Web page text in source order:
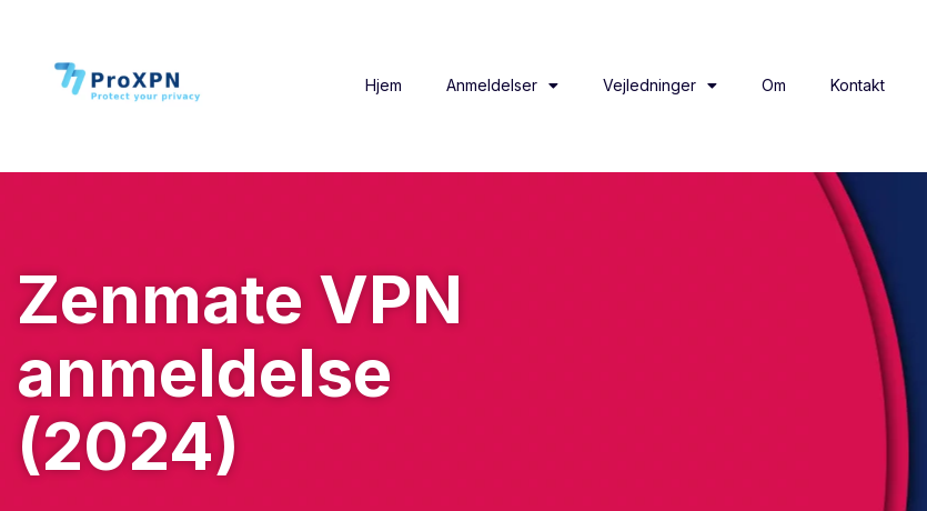
Hjem Anmeldelser Vejledninger Om Kontakt
Zenmate VPN
anmeldelse
(2024)